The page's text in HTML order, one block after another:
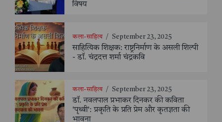
विषय
कला-साहित्य / September 23, 2025
साहित्यिक शिक्षक: राष्ट्रनिर्माण के असली शिल्पी
- डॉ. चंद्रदत्त शर्मा चंद्रकवि
कला-साहित्य / September 23, 2025
डॉ. नवलपाल प्रभाकर दिनकर की कविता
'पृथ्वी': प्रकृति के प्रति प्रेम और कृतज्ञता की
भावना